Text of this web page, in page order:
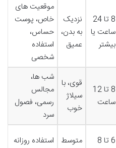
8 تا 24
ساعت یا
بیشتر
نزدیک
به بدن،
عمیق
موقعیت های
خاص، پوست
حساس،
استفاده
شخصی
8 تا 12
ساعت
قوی، با
سیلاژ
خوب
شب ها،
مجالس
رسمی، فصول
سرد
6 تا 8
متوسط
استفاده روزانه